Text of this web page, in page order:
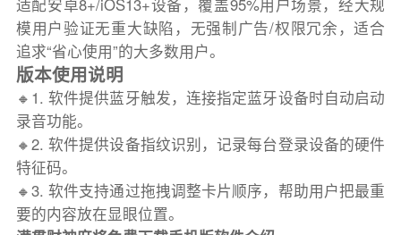
适配安卓8+/iOS13+设备，覆盖95%用户场景，经大规
模用户验证无重大缺陷，无强制广告/权限冗余，适合
追求“省心使用”的大多数用户。
版本使用说明
🔸1. 软件提供蓝牙触发，连接指定蓝牙设备时自动启动
录音功能。
🔸2. 软件提供设备指纹识别，记录每台登录设备的硬件
特征码。
🔸3. 软件支持通过拖拽调整卡片顺序，帮助用户把最重
要的内容放在显眼位置。